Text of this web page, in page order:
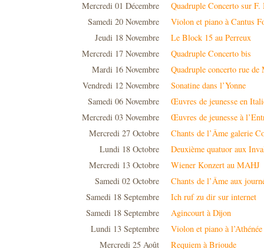
Mercredi 01 Décembre
Quadruple Concerto sur F.
Samedi 20 Novembre
Violon et piano à Cantus
Jeudi 18 Novembre
Le Block 15 au Perreux
Mercredi 17 Novembre
Quadruple Concerto bis
Mardi 16 Novembre
Quadruple concerto rue de
Vendredi 12 Novembre
Sonatine dans l’Yonne
Samedi 06 Novembre
Œuvres de jeunesse en
Mercredi 03 Novembre
Œuvres de jeunesse à
Mercredi 27 Octobre
Chants de l’Âme galerie
Lundi 18 Octobre
Deuxième quatuor aux
Mercredi 13 Octobre
Wiener Konzert au MAHJ
Samedi 02 Octobre
Chants de l’Âme aux
Samedi 18 Septembre
Ich ruf zu dir sur internet
Samedi 18 Septembre
Agincourt à Dijon
Lundi 13 Septembre
Violon et piano à l’Athénée
Mercredi 25 Août
Requiem à Brioude